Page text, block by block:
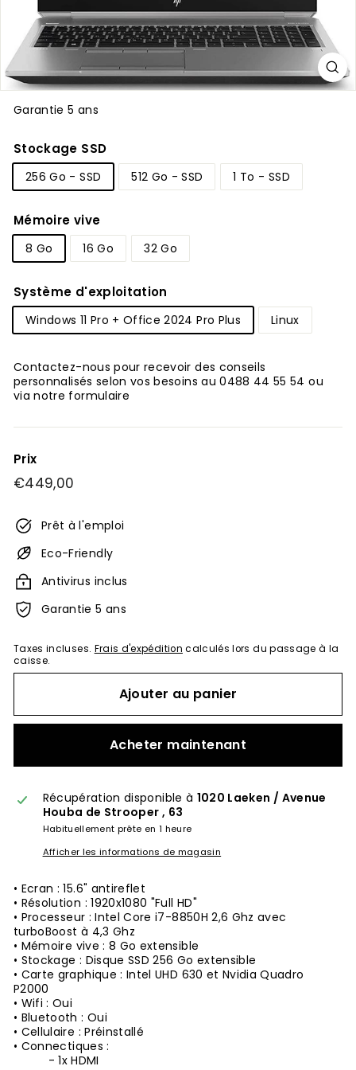
Garantie 5 ans
Stockage SSD
256 Go - SSD 512 Go - SSD 1 To - SSD
Mémoire vive
8 Go 16 Go 32 Go
Système d'exploitation
Windows 11 Pro + Office 2024 Pro Plus Linux
Contactez-nous pour recevoir des conseils
personnalisés selon vos besoins au 0488 44 55 54 ou
via notre formulaire
Prix
Prix
régulier
€449,00
Prêt à l'emploi
Eco-Friendly
Antivirus inclus
Garantie 5 ans
Taxes incluses. Frais d'expédition calculés lors du passage à la
caisse.
Ajouter au panier
Acheter maintenant
Récupération disponible à 1020 Laeken / Avenue
Houba de Strooper , 63
Habituellement prête en 1 heure
Afficher les informations de magasin
• Ecran : 15.6" antireflet
• Résolution : 1920x1080 "Full HD"
• Processeur : Intel Corei7-8850H 2,6 Ghz avec
turboBoost à 4,3 Ghz
• Mémoire vive : 8 Go extensible
• Stockage : Disque SSD 256 Go extensible
• Carte graphique : Intel UHD 630 et Nvidia Quadro
P2000
• Wifi : Oui
• Bluetooth : Oui
• Cellulaire : Préinstallé
• Connectiques :
- 1x HDMI